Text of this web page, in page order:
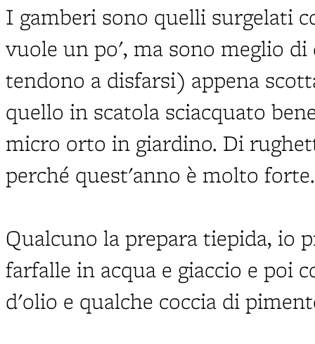
I gamberi sono quelli surgelati
vuole un po', ma sono meglio
tendono a disfarsi) appena
quello in scatola sciacquato
micro orto in giardino. Di
perché quest'anno è molto forte.
Qualcuno la prepara tiepida, io
farfalle in acqua e giaccio e poi
d'olio e qualche coccia di